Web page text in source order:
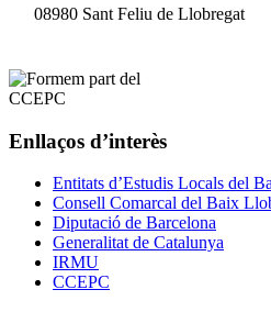
08980 Sant Feliu de Llobregat
Enllaços d’interès
Entitats d’Estudis Locals del
Consell Comarcal del Baix
Diputació de Barcelona
Generalitat de Catalunya
IRMU
CCEPC